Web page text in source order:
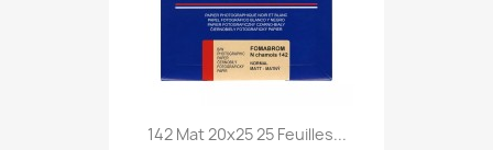
142 Mat 20x25 25 Feuilles...